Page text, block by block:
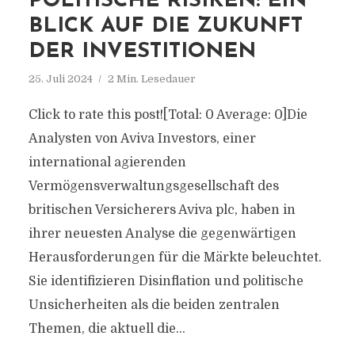
BLICK AUF DIE ZUKUNFT
DER INVESTITIONEN
25. Juli 2024 2 Min. Lesedauer
Click to rate this post![Total: 0 Average: 0]Die
Analysten von Aviva Investors, einer
international agierenden
Vermögensverwaltungsgesellschaft des
britischen Versicherers Aviva plc, haben in
ihrer neuesten Analyse die gegenwärtigen
Herausforderungen für die Märkte beleuchtet.
Sie identifizieren Disinflation und politische
Unsicherheiten als die beiden zentralen
Themen, die aktuell die...